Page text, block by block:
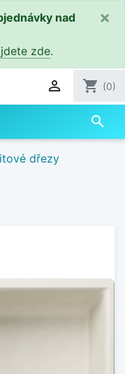
nad
zde.
×
 shopping_cart (0)
search
dřezy